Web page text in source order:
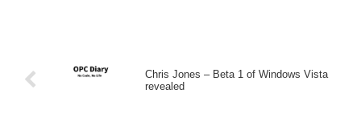
Chris Jones – Beta 1 of Windows Vista
revealed